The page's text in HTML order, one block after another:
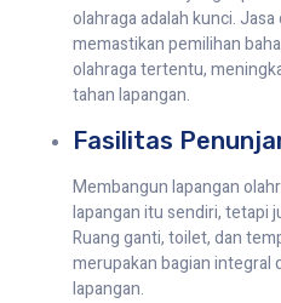
olahraga adalah kunci.
memastikan pemilihan
olahraga tertentu,
tahan lapangan.
Fasilitas
Membangun lapangan
lapangan itu sendiri, tetapi
Ruang ganti, toilet, dan
merupakan bagian integral
lapangan.